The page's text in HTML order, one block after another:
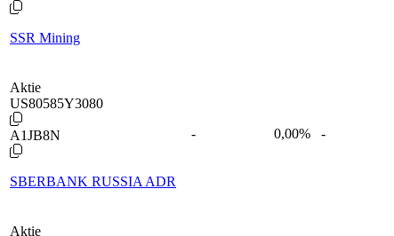
SSR Mining
Aktie
US80585Y3080
A1JB8N
SBERBANK RUSSIA ADR
- 0,00% -
Aktie